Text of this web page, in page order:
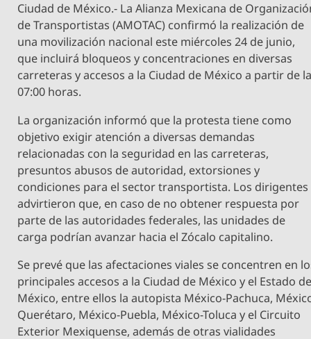
Ciudad de México.- La Alianza Mexicana de
de Transportistas (AMOTAC) confirmó la realización de
una movilización nacional este miércoles 24 de junio,
que incluirá bloqueos y concentraciones en diversas
carreteras y accesos a la Ciudad de México a partir de
07:00 horas.
La organización informó que la protesta tiene como
objetivo exigir atención a diversas demandas
relacionadas con la seguridad en las carreteras,
presuntos abusos de autoridad, extorsiones y
condiciones para el sector transportista. Los dirigentes
advirtieron que, en caso de no obtener respuesta por
parte de las autoridades federales, las unidades de
carga podrían avanzar hacia el Zócalo capitalino.
Se prevé que las afectaciones viales se concentren en
principales accesos a la Ciudad de México y el Estado
México, entre ellos la autopista México-Pachuca,
Querétaro, México-Puebla, México-Toluca y el Circuito
Exterior Mexiquense, además de otras vialidades